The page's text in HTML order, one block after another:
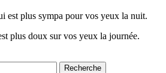
est plus sympa pour vos yeux la nuit.
plus doux sur vos yeux la journée.
Recherche